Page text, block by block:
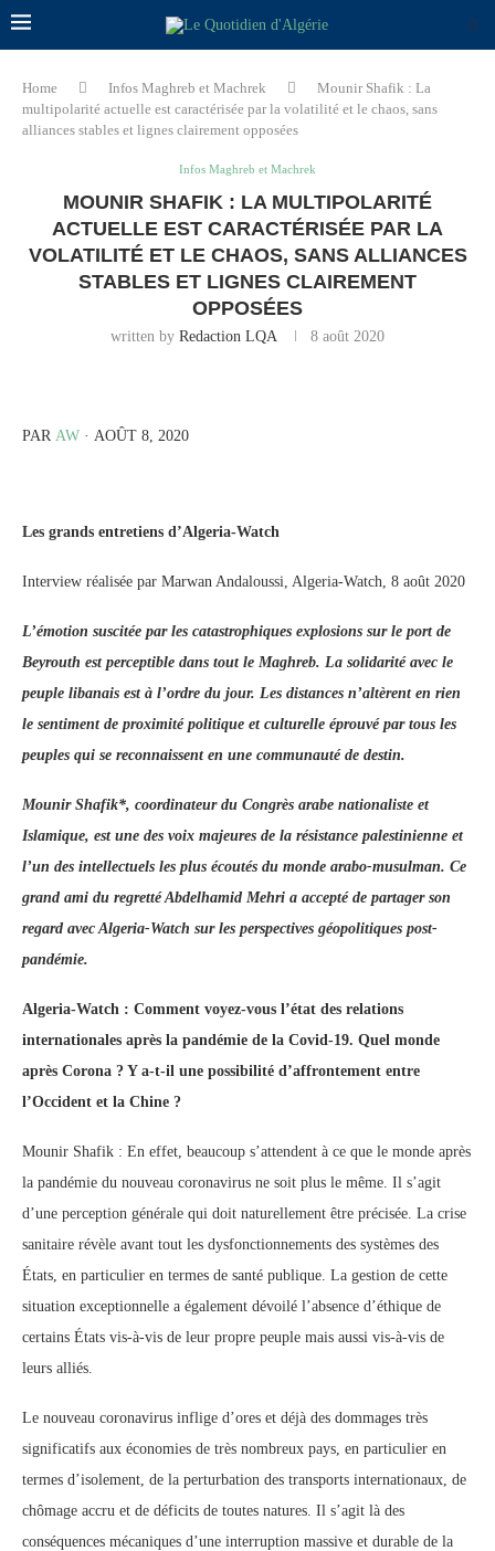
Home Infos Maghreb et Machrek
Mounir Shafik : La
multipolarité actuelle est caractérisée par la volatilité et le chaos, sans
alliances stables et lignes clairement opposées
Infos Maghreb et Machrek
MOUNIR SHAFIK : LA MULTIPOLARITÉ
ACTUELLE EST CARACTÉRISÉE PAR LA
VOLATILITÉ ET LE CHAOS, SANS ALLIANCES
STABLES ET LIGNES CLAIREMENT
OPPOSÉES
written by Redaction LQA 8 août 2020
PAR AW · AOÛT 8, 2020
Les grands entretiens d’Algeria-Watch
Interview réalisée par Marwan Andaloussi, Algeria-Watch, 8 août 2020
L’émotion suscitée par les catastrophiques explosions sur le port de
Beyrouth est perceptible dans tout le Maghreb. La solidarité avec le
peuple libanais est à l’ordre du jour. Les distances n’altèrent en rien
le sentiment de proximité politique et culturelle éprouvé par tous les
peuples qui se reconnaissent en une communauté de destin.
Mounir Shafik*, coordinateur du Congrès arabe nationaliste et
Islamique, est une des voix majeures de la résistance palestinienne et
l’un des intellectuels les plus écoutés du monde arabo-musulman. Ce
grand ami du regretté Abdelhamid Mehri a accepté de partager son
regard avec Algeria-Watch sur les perspectives géopolitiques post-
pandémie.
Algeria-Watch : Comment voyez-vous l’état des relations
internationales après la pandémie de la Covid-19. Quel monde
après Corona ? Y a-t-il une possibilité d’affrontement entre
l’Occident et la Chine ?
Mounir Shafik : En effet, beaucoup s’attendent à ce que le monde après
la pandémie du nouveau coronavirus ne soit plus le même. Il s’agit
d’une perception générale qui doit naturellement être précisée. La crise
sanitaire révèle avant tout les dysfonctionnements des systèmes des
États, en particulier en termes de santé publique. La gestion de cette
situation exceptionnelle a également dévoilé l’absence d’éthique de
certains États vis-à-vis de leur propre peuple mais aussi vis-à-vis de
leurs alliés.
Le nouveau coronavirus inflige d’ores et déjà des dommages très
significatifs aux économies de très nombreux pays, en particulier en
termes d’isolement, de la perturbation des transports internationaux, de
chômage accru et de déficits de toutes natures. Il s’agit là des
conséquences mécaniques d’une interruption massive et durable de la